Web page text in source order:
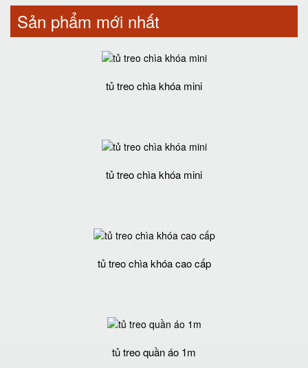
Sản phẩm mới nhất
tủ treo chìa khóa mini
tủ treo chìa khóa mini
tủ treo chìa khóa cao cấp
tủ treo quần áo 1m